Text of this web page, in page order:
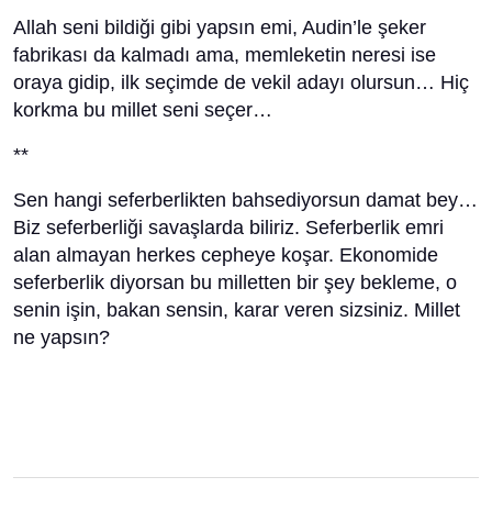
Allah seni bildiği gibi yapsın emi, Audin’le şeker
fabrikası da kalmadı ama, memleketin neresi ise
oraya gidip, ilk seçimde de vekil adayı olursun… Hiç
korkma bu millet seni seçer…
**
Sen hangi seferberlikten bahsediyorsun damat bey…
Biz seferberliği savaşlarda biliriz. Seferberlik emri
alan almayan herkes cepheye koşar. Ekonomide
seferberlik diyorsan bu milletten bir şey bekleme, o
senin işin, bakan sensin, karar veren sizsiniz. Millet
ne yapsın?